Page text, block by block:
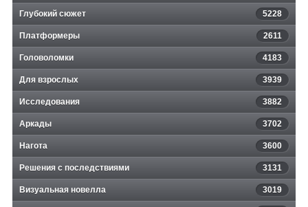
Глубокий сюжет 5228
Платформеры 2611
Головоломки 4183
Для взрослых 3939
Исследования 3882
Аркады 3702
Нагота 3600
Решения с последствиями 3131
Визуальная новелла 3019